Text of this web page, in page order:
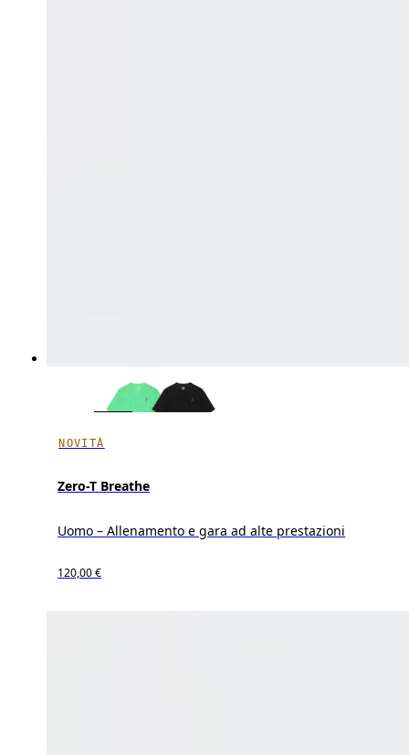
NOVITÀ
Zero-T Breathe
Uomo – Allenamento e gara ad alte prestazioni
120,00 €